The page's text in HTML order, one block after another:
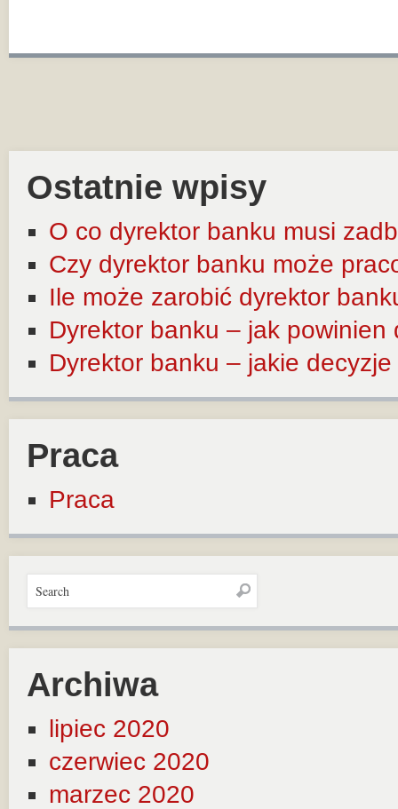
Ostatnie wpisy
O co dyrektor banku musi
Czy dyrektor banku może
Ile może zarobić dyrektor
Dyrektor banku – jak
Dyrektor banku – jakie
Praca
Praca
Archiwa
lipiec 2020
czerwiec 2020
marzec 2020